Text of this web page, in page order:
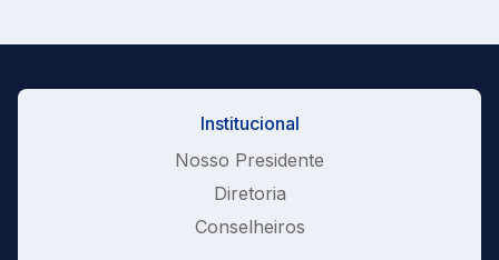
Institucional
Nosso Presidente
Diretoria
Conselheiros